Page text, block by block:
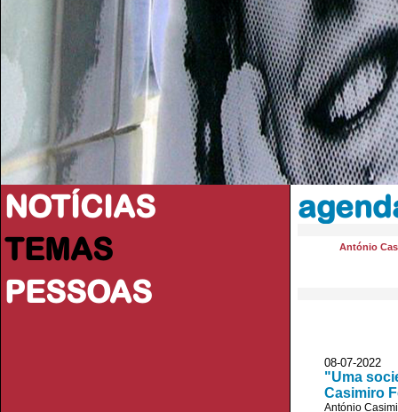
NOTÍCIAS
TEMAS
PESSOAS
António
08-07-2022
"Uma
Casimiro
António